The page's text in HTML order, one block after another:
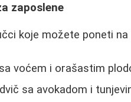
zaposlene
koje možete poneti na
voćem i orašastim
sa avokadom i